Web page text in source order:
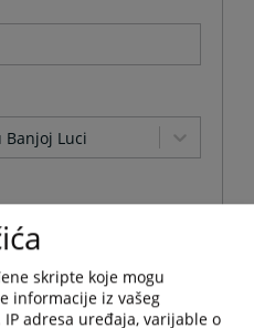
Luci
skripte koje mogu
informacije iz vašeg
adresa uređaja, varijable o